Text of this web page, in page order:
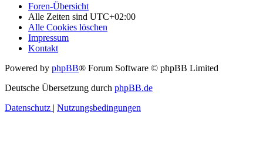
Foren-Übersicht
Alle Zeiten sind UTC+02:00
Alle Cookies löschen
Impressum
Kontakt
Powered by phpBB® Forum Software © phpBB Limited
Deutsche Übersetzung durch phpBB.de
Datenschutz | Nutzungsbedingungen